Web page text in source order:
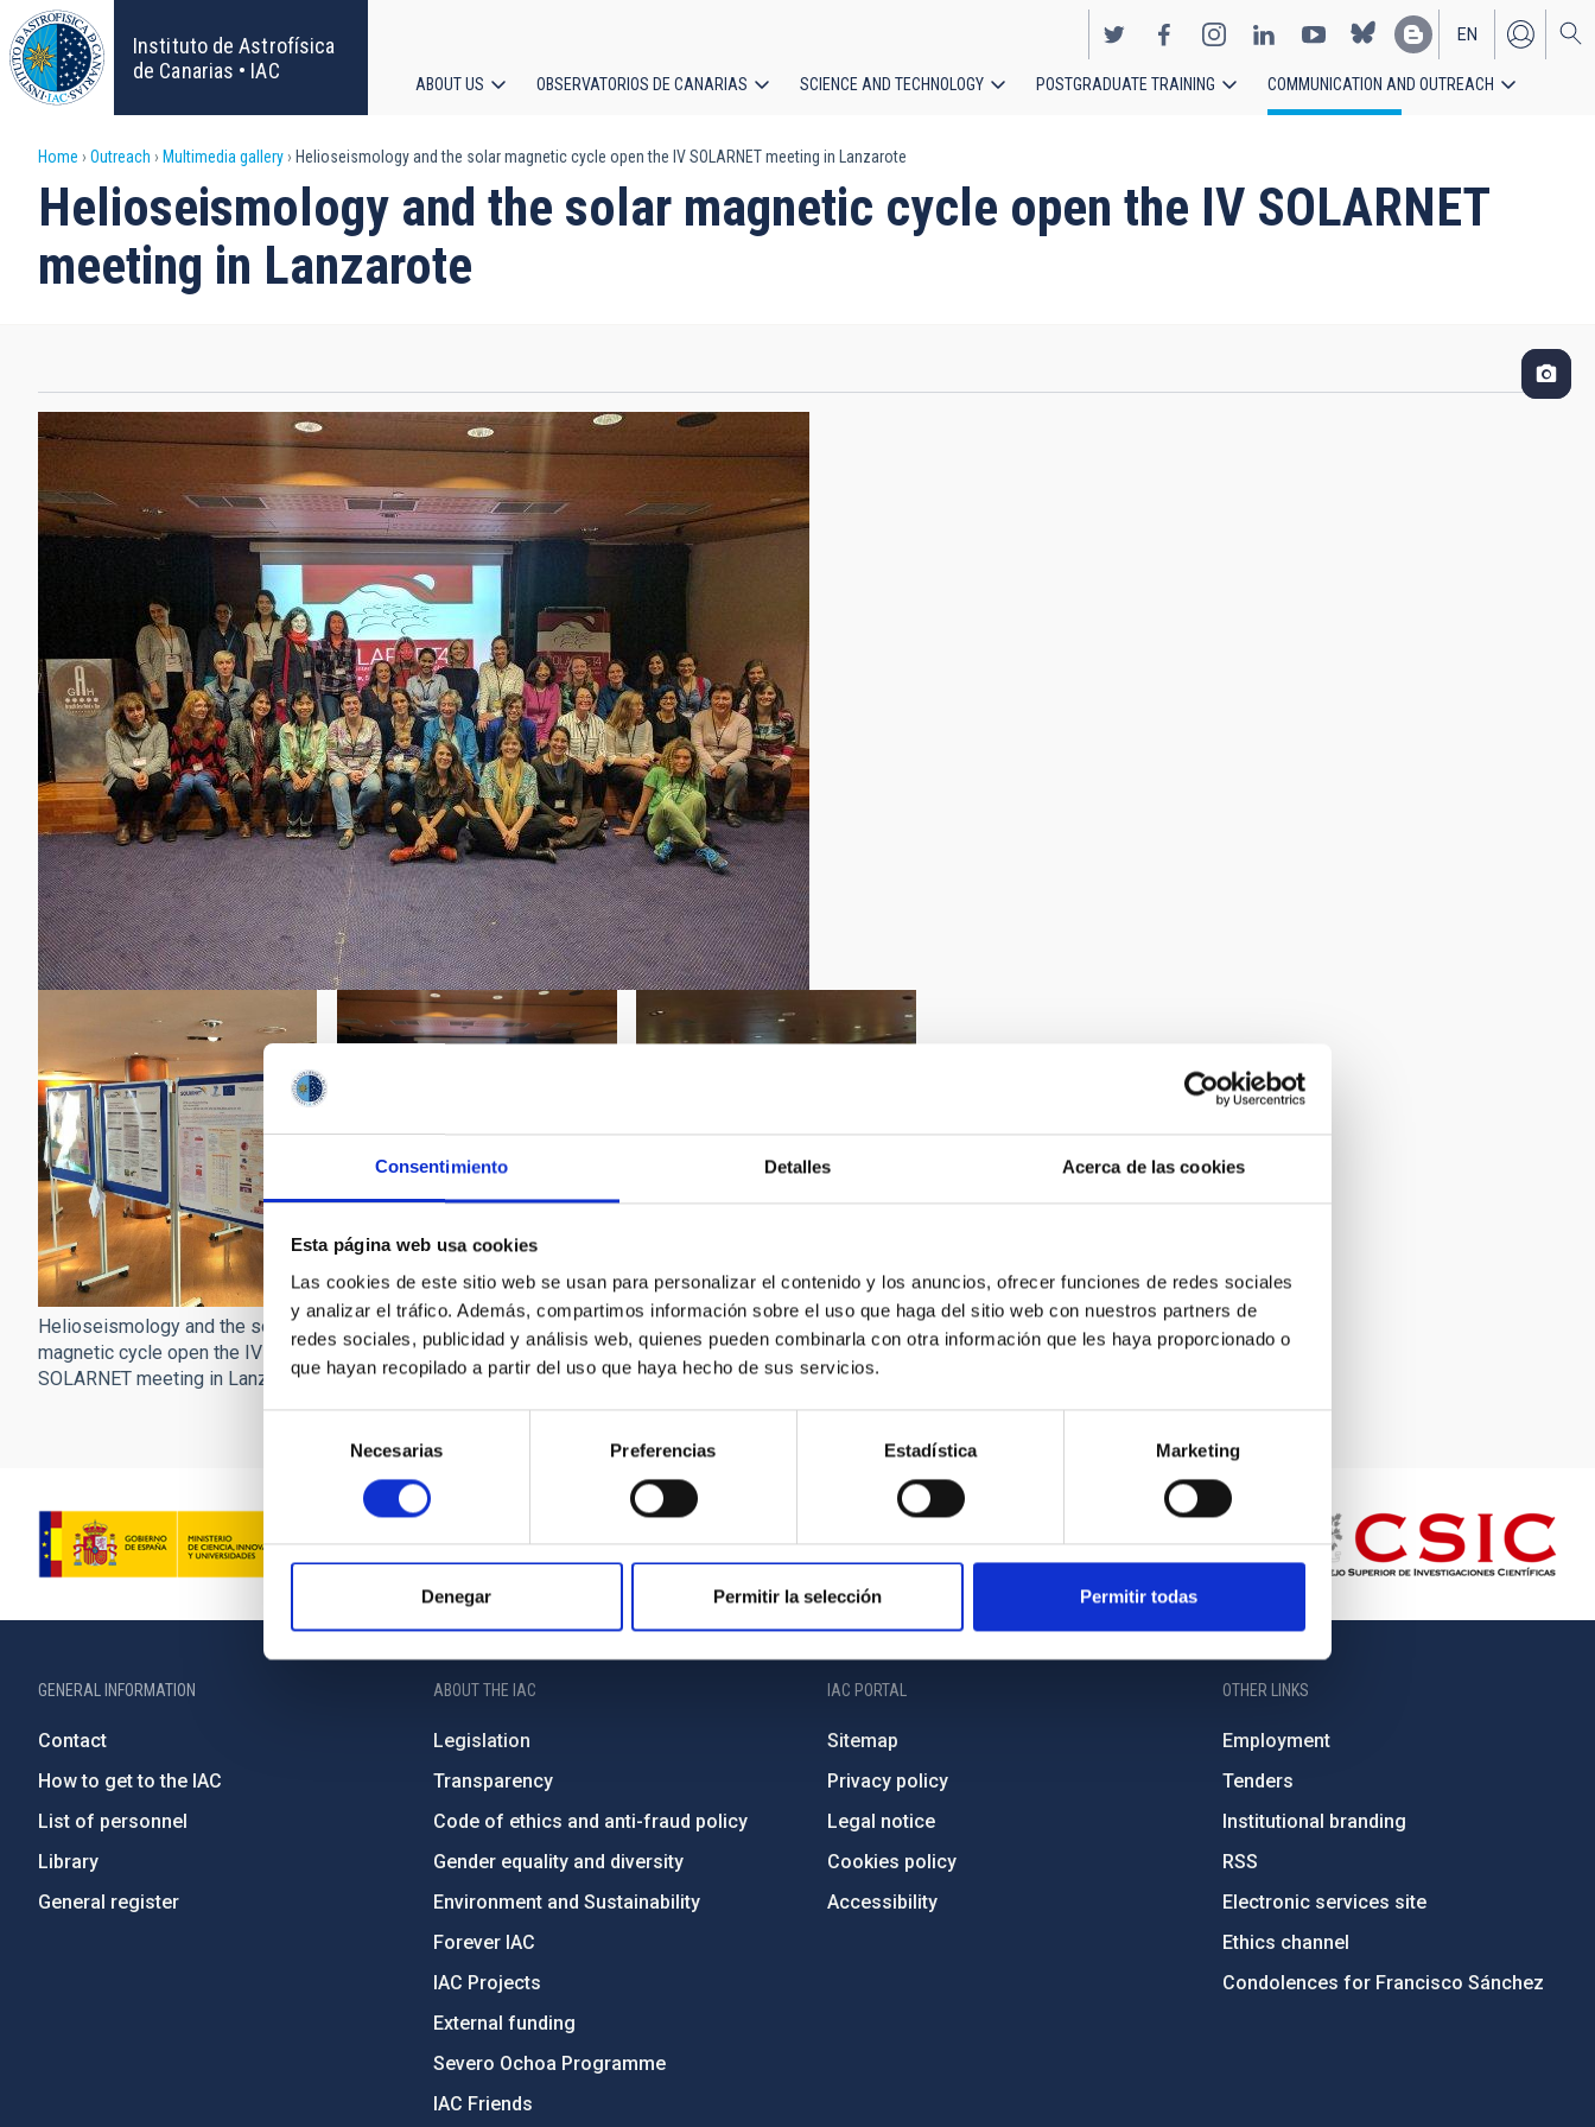
Consentimiento Detalles Acerca de las cookies
Esta página web usa cookies
Las cookies de este sitio web se usan para personalizar el contenido y los anuncios, ofrecer funciones de redes sociales
y analizar el tráfico. Además, compartimos información sobre el uso que haga del sitio web con nuestros partners de
redes sociales, publicidad y análisis web, quienes pueden combinarla con otra información que les haya proporcionado o
que hayan recopilado a partir del uso que haya hecho de sus servicios.
consentimiento
Necesarias Preferencias Estadística Marketing
Denegar Permitir la selección Permitir todas
Skip
to
main
content
Instituto de Astrofísica
de Canarias • IAC
EN
ES
navigation
ABOUT US OBSERVATORIOS DE CANARIAS SCIENCE AND TECHNOLOGY POSTGRADUATE TRAINING COMMUNICATION AND OUTREACH
Breadcrumb
Home Outreach Multimedia gallery Helioseismology and the solar magnetic cycle open the IV SOLARNET meeting in Lanzarote
Helioseismology and the solar magnetic cycle open the IV SOLARNET
meeting in Lanzarote
Helioseismology and the solar
magnetic cycle open the IV
SOLARNET meeting in Lanzarote
magnetic cycle open the IV
SOLARNET meeting in Lanzarote
magnetic cycle open the IV
SOLARNET meeting in Lanzarote
GENERAL INFORMATION
Contact
How to get to the IAC
List of personnel
Library
General register
ABOUT THE IAC
Legislation
Transparency
Code of ethics and anti-fraud policy
Gender equality and diversity
Environment and Sustainability
Forever IAC
IAC Projects
External funding
Severo Ochoa Programme
IAC Friends
IAC PORTAL
Sitemap
Privacy policy
Legal notice
Cookies policy
Accessibility
OTHER LINKS
Employment
Tenders
Institutional branding
RSS
Electronic services site
Ethics channel
Condolences for Francisco Sánchez